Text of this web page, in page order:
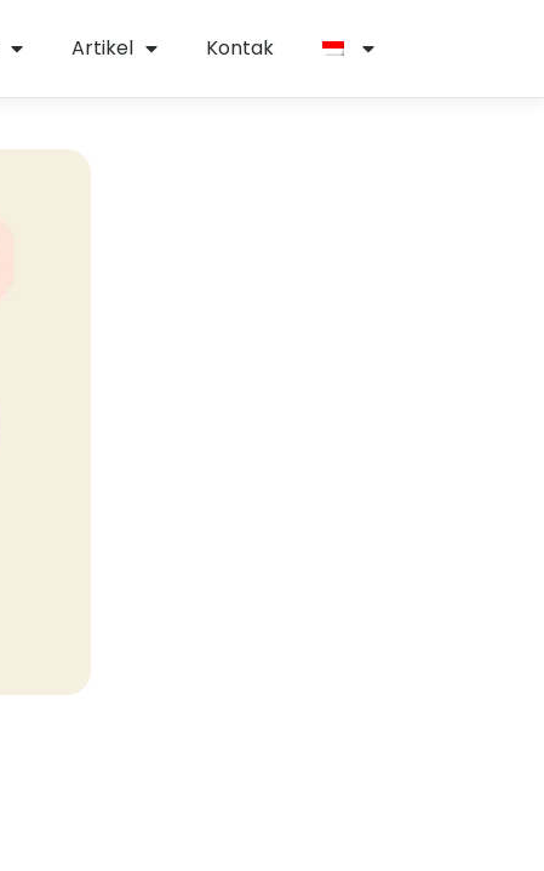
Artikel Kontak